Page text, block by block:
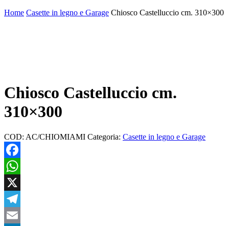
Home Casette in legno e Garage Chiosco Castelluccio cm. 310×300
Chiosco Castelluccio cm.
310×300
COD: AC/CHIOMIAMI Categoria: Casette in legno e Garage
Facebook
WhatsApp
X
Telegram